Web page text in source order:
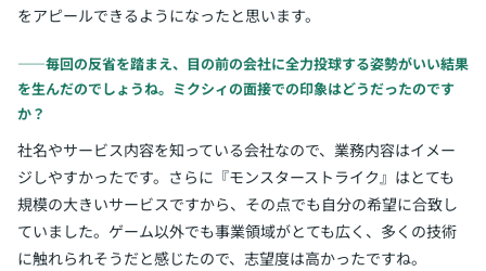
をアピールできるようになったと思います。
――毎回の反省を踏まえ、目の前の会社に全力投球する姿勢がいい結果
を生んだのでしょうね。ミクシィの面接での印象はどうだったのです
か？
社名やサービス内容を知っている会社なので、業務内容はイメー
ジしやすかったです。さらに『モンスターストライク』はとても
規模の大きいサービスですから、その点でも自分の希望に合致し
ていました。ゲーム以外でも事業領域がとても広く、多くの技術
に触れられそうだと感じたので、志望度は高かったですね。